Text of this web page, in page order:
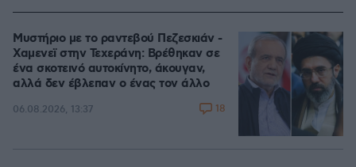
Μυστήριο με το ραντεβού Πεζεσκιάν -
Χαμενεϊ στην Τεχεράνη: Βρέθηκαν σε
ένα σκοτεινό αυτοκίνητο, άκουγαν,
αλλά δεν έβλεπαν ο ένας τον άλλο
06.08.2026, 13:37 18